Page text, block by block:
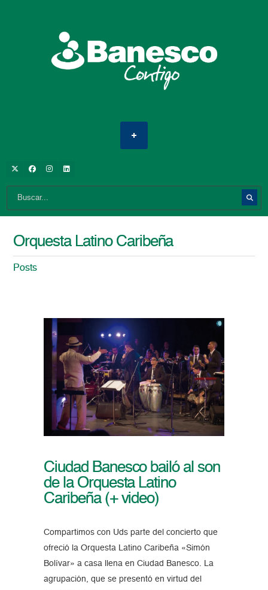
Orquesta Latino Caribeña
Posts
Ciudad Banesco bailó al son
de la Orquesta Latino
Caribeña (+ video)
Compartimos con Uds parte del concierto que
ofreció la Orquesta Latino Caribeña «Simón
Bolívar» a casa llena en Ciudad Banesco. La
agrupación, que se presentó en virtud del